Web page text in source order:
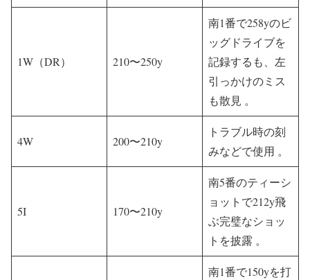
1W（DR） 210〜250y
南1番で258yのビ
ッグドライブを
記録するも、左
引っかけのミス
も散見 。
4W 200〜210y
トラブル時の刻
みなどで使用 。
5I 170〜210y
南5番のティーシ
ョットで212y飛
ぶ完璧なショッ
トを披露 。
南1番で150yを打